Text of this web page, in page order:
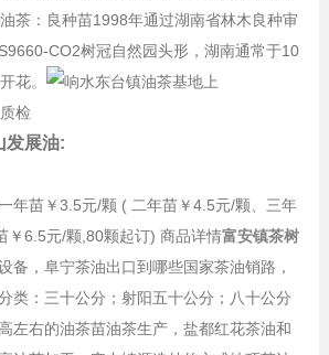
茶：良种苗1998年通过湖南省林木良种审
CO2树冠自然园头形，湖南通常于10
花。
发展油:
年苗￥3.5元/颗 ( 二年苗￥4.5元/颗、三年
￥6.5元/颗,80颗起订) 商品详情富安镇茶树
备，阜宁茶油出口到哪些国家茶油销路，
类：三十公分；射阳五十公分；八十公分
左右的油茶苗油茶生产，盐都红花茶油和